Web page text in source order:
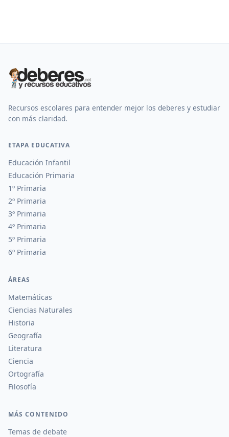
Recursos escolares para entender mejor los deberes y estudiar
con más claridad.
ETAPA EDUCATIVA
Educación Infantil
Educación Primaria
1º Primaria
2º Primaria
3º Primaria
4º Primaria
5º Primaria
6º Primaria
ÁREAS
Matemáticas
Ciencias Naturales
Historia
Geografía
Literatura
Ciencia
Ortografía
Filosofía
MÁS CONTENIDO
Temas de debate